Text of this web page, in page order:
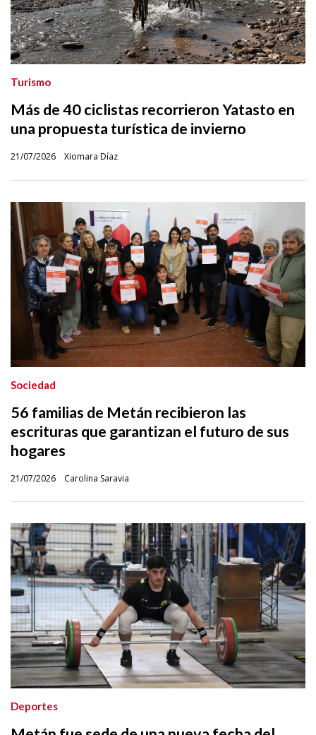
Más de 40 ciclistas recorrieron Yatasto en
una propuesta turística de invierno
Xiomara Díaz
Turismo
21/07/2026
56 familias de Metán recibieron las
escrituras que garantizan el futuro de sus
hogares
Carolina Saravia
Sociedad
21/07/2026
Deportes